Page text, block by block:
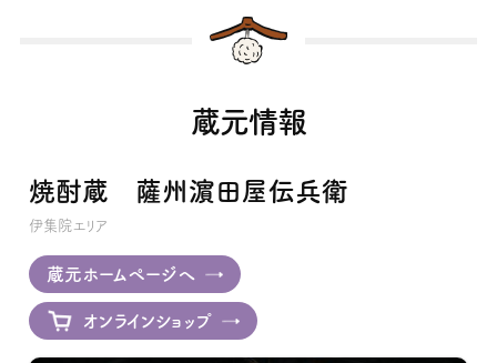
蔵元情報
焼酎蔵 薩州濵田屋伝兵衛
伊集院エリア
蔵元ホームページへ
オンラインショップ